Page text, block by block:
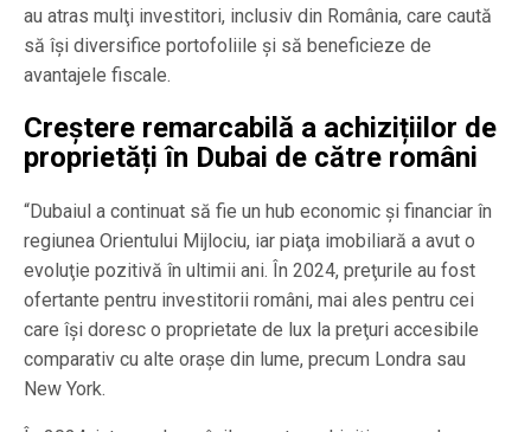
au atras mulţi investitori, inclusiv din România, care caută
să îşi diversifice portofoliile şi să beneficieze de
avantajele fiscale.
Creștere remarcabilă a achizițiilor de
proprietăți în Dubai de către români
“Dubaiul a continuat să fie un hub economic şi financiar în
regiunea Orientului Mijlociu, iar piaţa imobiliară a avut o
evoluţie pozitivă în ultimii ani. În 2024, preţurile au fost
ofertante pentru investitorii români, mai ales pentru cei
care îşi doresc o proprietate de lux la preţuri accesibile
comparativ cu alte oraşe din lume, precum Londra sau
New York.